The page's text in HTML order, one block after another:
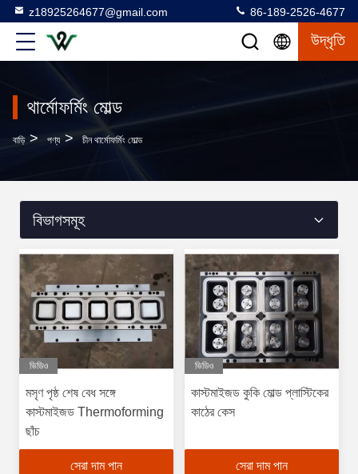
z18925264677@gmail.com 86-189-2526-4677
উদ্ধৃতি
থার্মোফর্মিং মোল্ড
বাড়ি > পণ্য > চীন থার্মোফর্মিং মোল্ড
বিভাগসমূহ
ভিডিও
মসৃণ পৃষ্ঠ শেষ বেধ সঙ্গে
কাস্টমাইজড Thermoforming
ছাঁচ
সেরা দাম পান
ভিডিও
কাস্টমাইজড কুকি মোল্ড প্লাস্টিকের
কাঠের কেস
সেরা দাম পান